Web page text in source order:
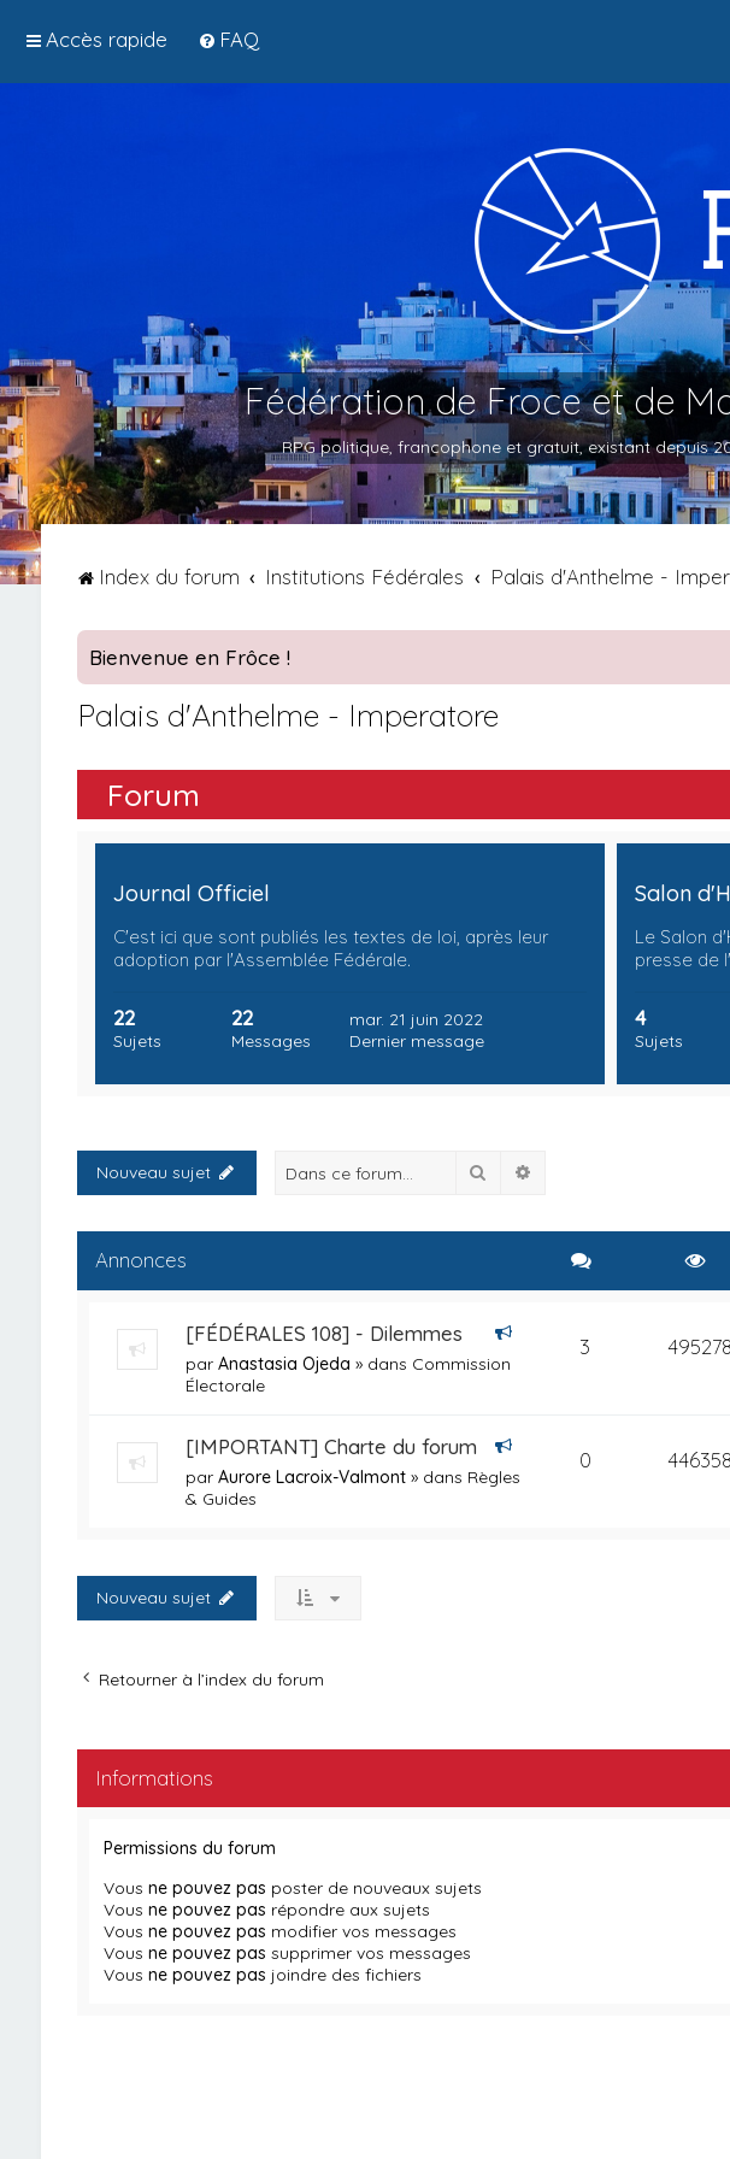
Accès rapide FAQ
Fédération de Froce et de
RPG politique, francophone et gratuit, existant depuis
Index du forum Institutions Fédérales Palais d'Anthelme -
Bienvenue en Frôce !
Palais d'Anthelme - Imperatore
Forum
Journal Officiel
C'est ici que sont publiés les textes de loi, après leur
adoption par l'Assemblée Fédérale.
22
Sujets
22
Messages
mar. 21 juin 2022
Dernier message
Salon
Le Salon
presse de
4
Sujets
Nouveau sujet Rechercher
Annonces
[FÉDÉRALES 108] - Dilemmes
par Anastasia Ojeda » dans Commission
Électorale
3 495278
[IMPORTANT] Charte du forum
par Aurore Lacroix-Valmont » dans Règles
& Guides
0 446358
Nouveau sujet
Retourner à l’index du forum
Informations
Permissions du forum
Vous ne pouvez pas poster de nouveaux sujets
Vous ne pouvez pas répondre aux sujets
Vous ne pouvez pas modifier vos messages
Vous ne pouvez pas supprimer vos messages
Vous ne pouvez pas joindre des fichiers